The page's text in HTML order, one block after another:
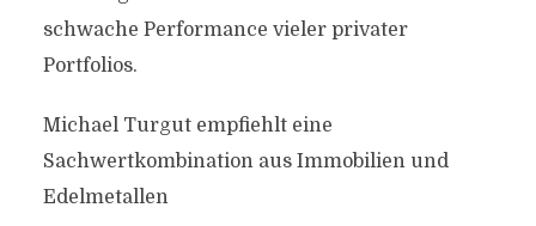
schwache Performance vieler privater
Portfolios.
Michael Turgut empfiehlt eine
Sachwertkombination aus Immobilien und
Edelmetallen